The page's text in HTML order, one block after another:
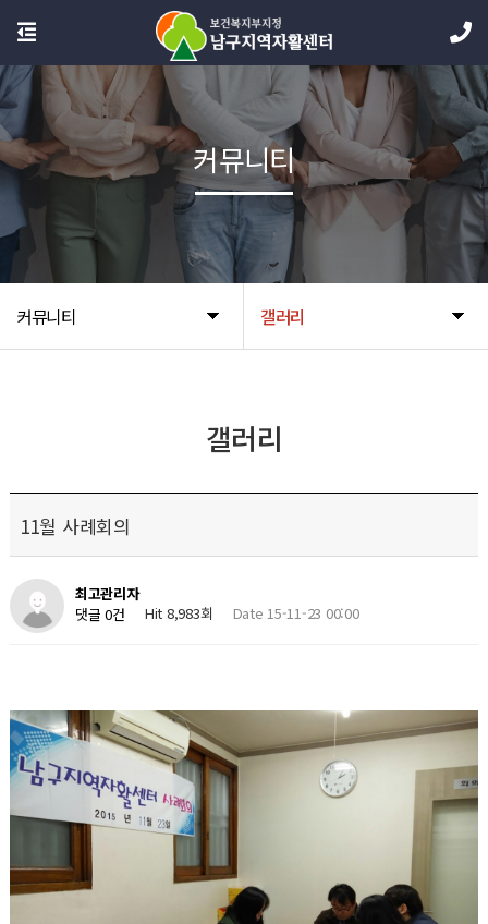
커뮤니티 갤러리
커뮤니티
갤러리
11월 사례회의
최고관리자
댓글 0건
Hit 8,983회 Date 15-11-23 00:00